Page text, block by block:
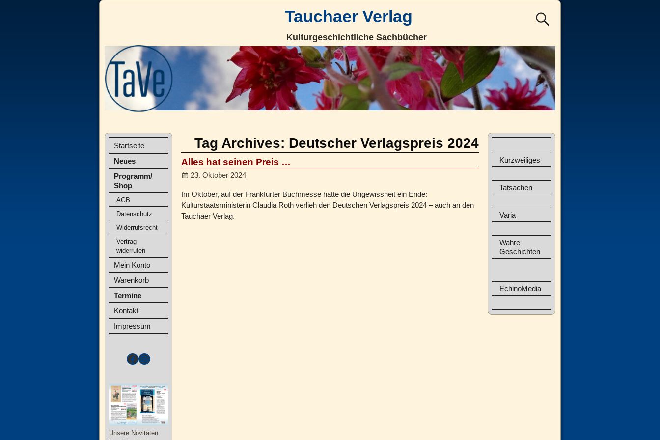
Tauchaer Verlag
Kulturgeschichtliche Sachbücher
Tag Archives: Deutscher Verlagspreis 2024
Alles hat seinen Preis …
23. Oktober 2024
Im Oktober, auf der Frankfurter Buchmesse hatte die Ungewissheit ein Ende:
Kulturstaatsministerin Claudia Roth verlieh den Deutschen Verlagspreis 2024 – auch an den
Tauchaer Verlag.
Startseite
Neues
Programm/
Shop
AGB
Datenschutz
Widerrufsrecht
Vertrag
widerrufen
Mein Konto
Warenkorb
Termine
Kontakt
Impressum
Unsere Novitäten
Kurzweiliges
Tatsachen
Varia
Wahre
Geschichten
EchinoMedia